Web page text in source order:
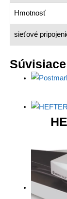
Hmotnosť
sieťové